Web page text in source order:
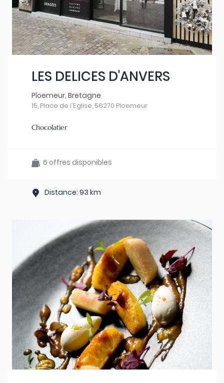
LES DELICES D'ANVERS
Ploemeur, Bretagne
15, Place de l'Eglise, 56270 Ploemeur
Chocolatier
6 offres disponibles
Distance: 93 km